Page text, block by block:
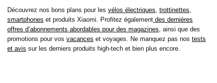
Découvrez nos bons plans pour les vélos électriques trottinettes
smartphones et produits Xiaomi. Profitez également des dernières
offres d’abonnements abordables pour des magazines , ainsi que des
promotions pour vos vacances et voyages. Ne manquez pas nos tests
et avis sur les derniers produits high-tech et bien plus encore.